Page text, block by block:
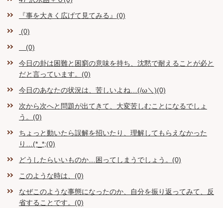
『事を大きく広げて見てみる』(0)
(0)
(0)
今日の卦は困難と困窮の意味を持ち、沈黙で耐えることが必と
だと言っています。(0)
今日のあなたの状況は、苦しいよね…(/ω＼)(0)
次から次へと問題が出てきて、大変苦しむことになるでしょ
う。(0)
ちょっと動いたら誤解を招いたり、理解してもらえなかった
り…(*_*;(0)
どうしたらいいものか…困ってしまうでしょう。(0)
このような時は、(0)
なぜこのような事態になったのか、自分を振り返ってみて、反
省することです。(0)